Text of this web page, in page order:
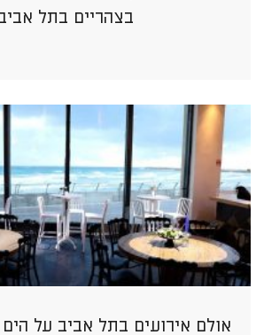
בצהריים בתל
אולם אירועים בתל אביב על